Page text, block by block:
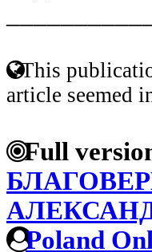
This
article seemed
Full
Poland